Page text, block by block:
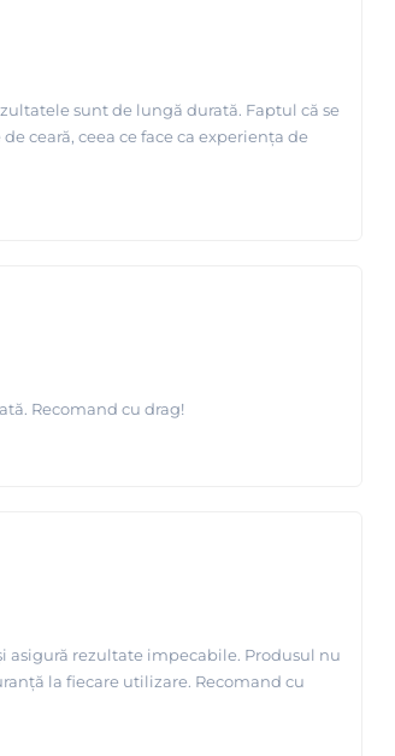
sunt de lungă durată. Faptul că se
ceară, ceea ce face ca experiența de
Recomand cu drag!
asigură rezultate impecabile. Produsul nu
la fiecare utilizare. Recomand cu